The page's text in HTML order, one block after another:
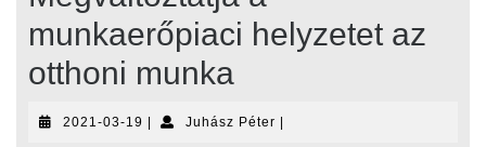
munkaerőpiaci helyzetet az
otthoni munka
2021-03-19 2021-
| Juhász PéterJuhász
|